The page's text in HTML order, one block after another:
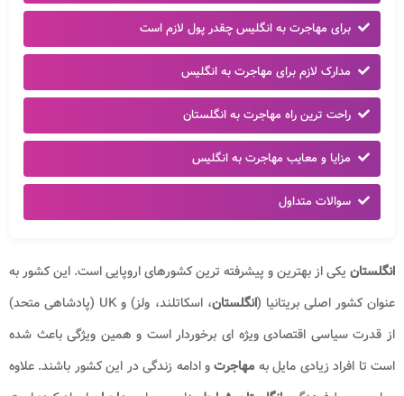
برای مهاجرت به انگلیس چقدر پول لازم است
مدارک لازم برای مهاجرت به انگلیس
راحت ترین راه مهاجرت به انگلستان
مزایا و معایب مهاجرت به انگلیس
سوالات متداول
انگلستان یکی از بهترین و پیشرفته ترین کشورهای اروپایی است. این کشور به
عنوان کشور اصلی بریتانیا (انگلستان
، اسکاتلند، ولز) و UK (پادشاهی متحد)
از قدرت سیاسی اقتصادی ویژه ای برخوردار است و همین ویژگی باعث شده
است تا افراد زیادی مایل به مهاجرتو ادامه زندگی در این کشور باشند. علاوه